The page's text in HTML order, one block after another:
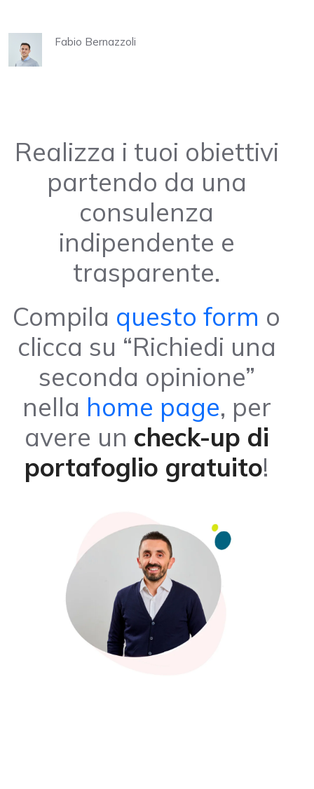
Fabio Bernazzoli
Realizza i tuoi obiettivi
partendo da una
consulenza
indipendente e
trasparente.
Compila questo form o
clicca su “Richiedi una
seconda opinione”
nella home page, per
avere un check-up di
portafoglio gratuito!